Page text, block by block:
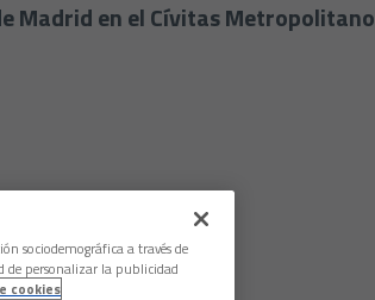
Madrid en el Cívitas Metropolitano
sociodemográfica a través de
de personalizar la publicidad
cookies